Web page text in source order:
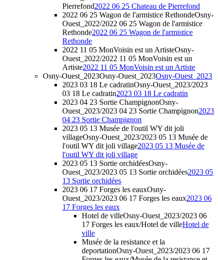
Pierrefond2022 06 25 Chateau de Pierrefond
2022 06 25 Wagon de l'armistice RethondeOsny-
Ouest_2022/2022 06 25 Wagon de l'armistice
Rethonde2022 06 25 Wagon de l'armistice
Rethonde
2022 11 05 MonVoisin est un ArtisteOsny-
Ouest_2022/2022 11 05 MonVoisin est un
Artiste2022 11 05 MonVoisin est un Artiste
Osny-Ouest_2023Osny-Ouest_2023Osny-Ouest_2023
2023 03 18 Le cadratinOsny-Ouest_2023/2023
03 18 Le cadratin2023 03 18 Le cadratin
2023 04 23 Sortie ChampignonOsny-
Ouest_2023/2023 04 23 Sortie Champignon2023
04 23 Sortie Champignon
2023 05 13 Musée de l'outil WY dit joli
villageOsny-Ouest_2023/2023 05 13 Musée de
l'outil WY dit joli village2023 05 13 Musée de
l'outil WY dit joli village
2023 05 13 Sortie orchidéesOsny-
Ouest_2023/2023 05 13 Sortie orchidées2023 05
13 Sortie orchidées
2023 06 17 Forges les eauxOsny-
Ouest_2023/2023 06 17 Forges les eaux2023 06
17 Forges les eaux
Hotel de villeOsny-Ouest_2023/2023 06
17 Forges les eaux/Hotel de villeHotel de
ville
Musée de la resistance et la
deportationOsny-Ouest_2023/2023 06 17